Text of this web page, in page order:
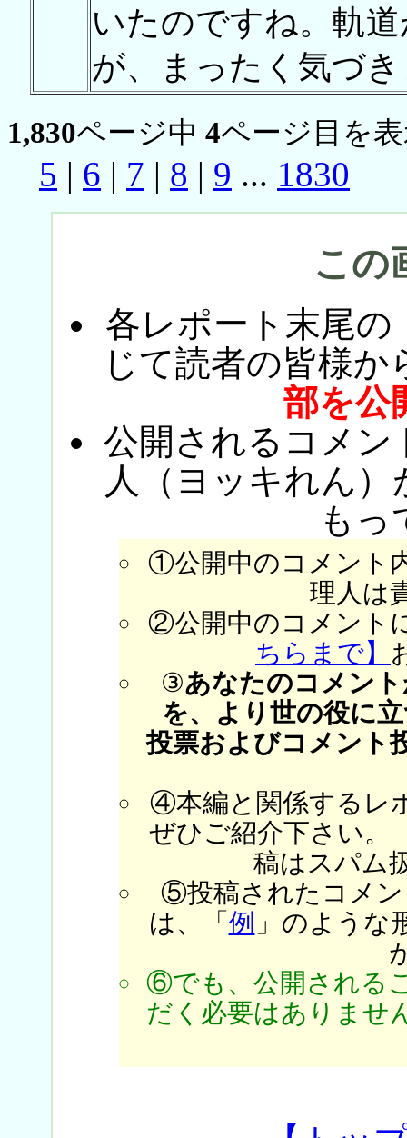
いたのですね。軌
が、まったく気づ
1,830ページ中 4ページ目を
5 | 6 | 7 | 8 | 9 ... 1830
この
各レポート末尾の
じて読者の皆様か
部を公
公開されるコメン
人（ヨッキれん
もっ
①公開中のコメント
理人は
②公開中のコメント
ちらまで】
③あなたのコメン
を、より世の役に
投票およびコメント
④本編と関係するレ
ぜひご紹介下さい。
稿はスパム
⑤投稿されたコメン
は、「 例 」のような
⑥でも、公開される
だく必要はありませ